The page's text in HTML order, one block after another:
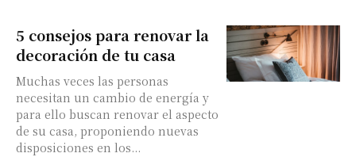
5 consejos para renovar la
decoración de tu casa
Muchas veces las personas
necesitan un cambio de energía y
para ello buscan renovar el aspecto
de su casa, proponiendo nuevas
disposiciones en los...